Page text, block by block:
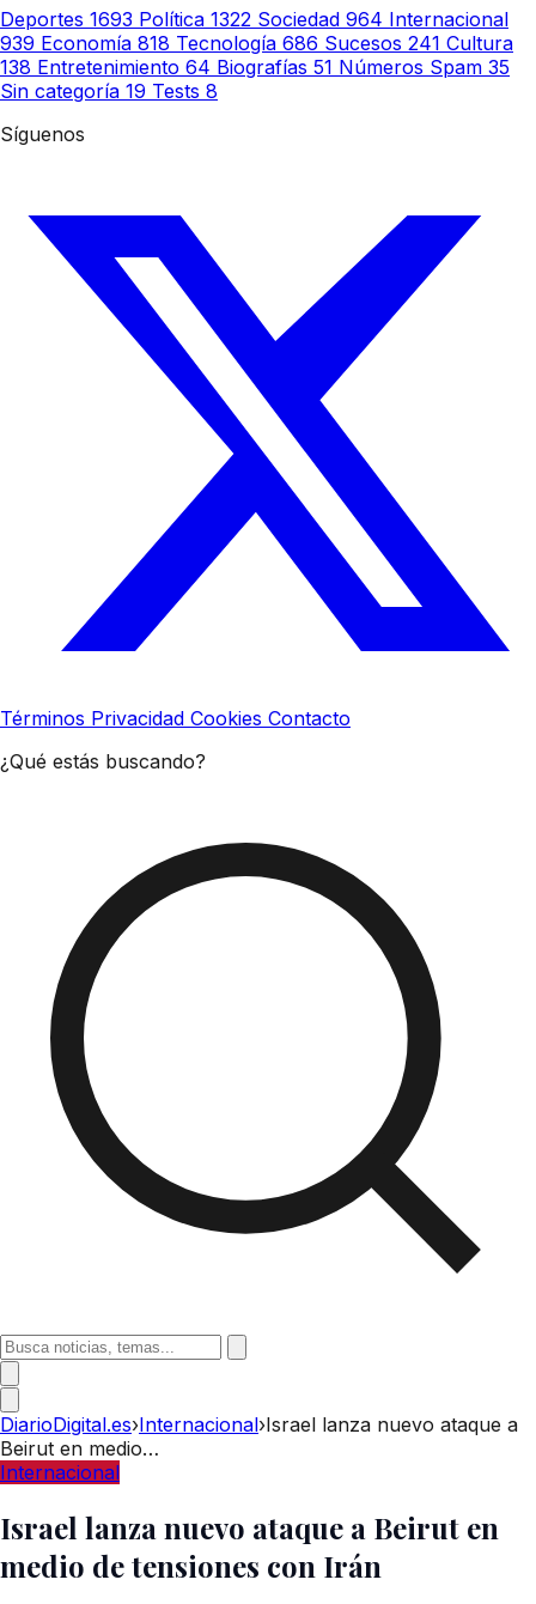
Deportes 1693 Política 1322 Sociedad 964 Internacional
939 Economía 818 Tecnología 686 Sucesos 241 Cultura
138 Entretenimiento 64 Biografías 51 Números Spam 35
Sin categoría 19 Tests 8
Síguenos
Términos Privacidad Cookies Contacto
¿Qué estás buscando?
DiarioDigital.es›Internacional›Israel lanza nuevo ataque a
Beirut en medio…
Internacional
Israel lanza nuevo ataque a Beirut en
medio de tensiones con Irán